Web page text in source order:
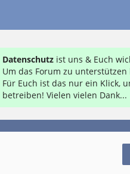
Datenschutz ist uns & Euch
Um das Forum zu
Für Euch ist das nur ein Klick,
betreiben! Vielen vielen Dank...